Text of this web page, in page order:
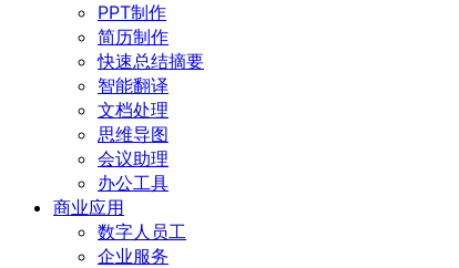
PPT制作
简历制作
快速总结摘要
智能翻译
文档处理
思维导图
会议助理
办公工具
商业应用
数字人员工
企业服务